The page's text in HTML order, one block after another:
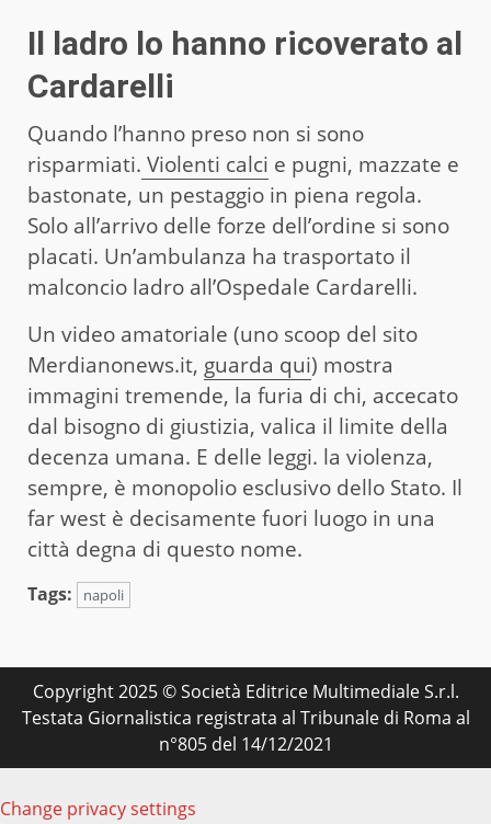
Il ladro lo hanno ricoverato al
Cardarelli
Quando l’hanno preso non si sono
risparmiati. Violenti calci e pugni, mazzate e
bastonate, un pestaggio in piena regola.
Solo all’arrivo delle forze dell’ordine si sono
placati. Un’ambulanza ha trasportato il
malconcio ladro all’Ospedale Cardarelli.
Un video amatoriale (uno scoop del sito
Merdianonews.it, guarda qui) mostra
immagini tremende, la furia di chi, accecato
dal bisogno di giustizia, valica il limite della
decenza umana. E delle leggi. la violenza,
sempre, è monopolio esclusivo dello Stato. Il
far west è decisamente fuori luogo in una
città degna di questo nome.
Tags: napoli
Copyright 2025 © Società Editrice Multimediale S.r.l.
Testata Giornalistica registrata al Tribunale di Roma al
n°805 del 14/12/2021
Change privacy settings